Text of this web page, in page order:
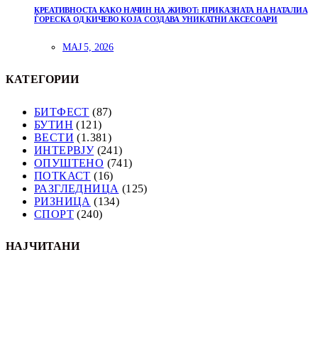
КРЕАТИВНОСТА КАКО НАЧИН НА ЖИВОТ: ПРИКАЗНАТА НА НАТАЛИА
ЃОРЕСКА ОД КИЧЕВО КОЈА СОЗДАВА УНИКАТНИ АКСЕСОАРИ
МАЈ 5, 2026
КАТЕГОРИИ
БИТФЕСТ (87)
БУТИН (121)
ВЕСТИ (1.381)
ИНТЕРВЈУ(241)
ОПУШТЕНО (741)
ПОТКАСТ (16)
РАЗГЛЕДНИЦА (125)
РИЗНИЦА (134)
СПОРТ (240)
НАЈЧИТАНИ